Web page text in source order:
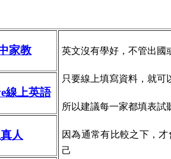
家教 英文沒有學好，不管出國
只要線上填寫資料，就可
所以建議每一家都填表試
因為通常有比較之下，
己
線上英語
人